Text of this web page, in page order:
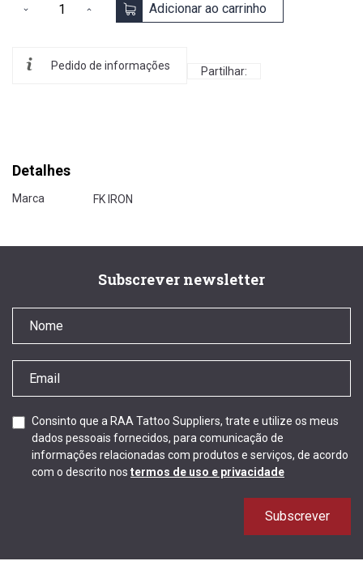
Adicionar ao carrinho
Pedido de informações Partilhar:
Detalhes
Marca FK IRON
Subscrever newsletter
Consinto que a RAA Tattoo Suppliers, trate e utilize os meus
dados pessoais fornecidos, para comunicação de
informações relacionadas com produtos e serviços, de acordo
com o descrito nos termos de uso e privacidade
Subscrever